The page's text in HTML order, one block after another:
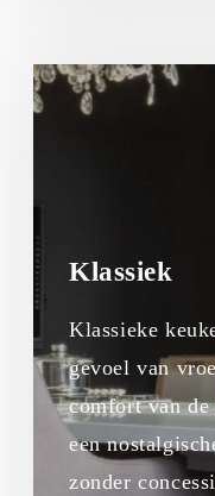
Klassiek
Klassieke
gevoel van
comfort van
een
zonder